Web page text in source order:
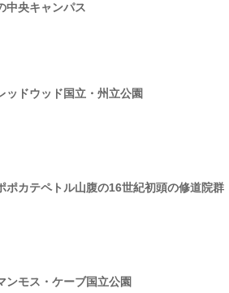
中央キャンパス
ッドウッド国立・州立公園
ポカテペトル山腹の16世紀初頭の修道院群
ンモス・ケーブ国立公園